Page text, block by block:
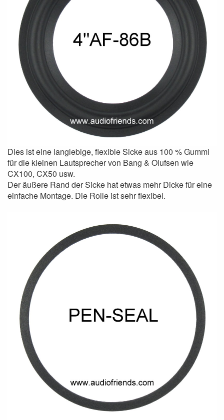
Dies ist eine langlebige, flexible Sicke aus 100 % Gummi
für die kleinen Lautsprecher von Bang & Olufsen wie
CX100, CX50 usw.
Der äußere Rand der Sicke hat etwas mehr Dicke für eine
einfache Montage. Die Rolle ist sehr flexibel.